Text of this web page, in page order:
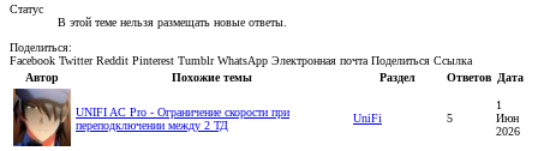
Статус
В этой теме нельзя размещать новые ответы.
Поделиться:
Facebook Twitter Reddit Pinterest Tumblr WhatsApp Электронная почта Поделиться Ссылка
Автор
Похожие темы Раздел Ответов Дата
UNIFI AC Pro - Ограничение скорости при
переподключении между 2 ТД
UniFi 5
1
Июн
2026